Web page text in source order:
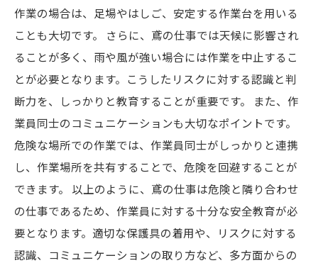
作業の場合は、足場やはしご、安定する作業台を用いる
ことも大切です。 さらに、鳶の仕事では天候に影響され
ることが多く、雨や風が強い場合には作業を中止するこ
とが必要となります。こうしたリスクに対する認識と判
断力を、しっかりと教育することが重要です。 また、作
業員同士のコミュニケーションも大切なポイントです。
危険な場所での作業では、作業員同士がしっかりと連携
し、作業場所を共有することで、危険を回避することが
できます。 以上のように、鳶の仕事は危険と隣り合わせ
の仕事であるため、作業員に対する十分な安全教育が必
要となります。適切な保護具の着用や、リスクに対する
認識、コミュニケーションの取り方など、多方面からの